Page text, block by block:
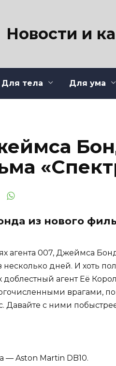
Новости и
Для тела Для ума
из нового
007, Джеймса
несколько дней. И хоть
агент Её
врагами,
Давайте с ними
— Aston Martin DB10.